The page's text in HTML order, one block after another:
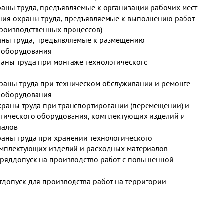
труда, предъявляемые к организации рабочих мест
охраны труда, предъявляемые к выполнению работ
процессов)
труда, предъявляемые к размещению
оборудования
труда при монтаже технологического
труда при техническом обслуживании и ремонте
оборудования
труда при транспортировании (перемещении) и
оборудования, комплектующих изделий и
труда при хранении технологического
изделий и расходных материалов
на производство работ с повышенной
для производства работ на территории